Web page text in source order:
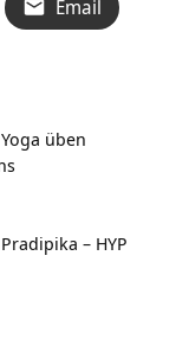
Email
üben
– HYP